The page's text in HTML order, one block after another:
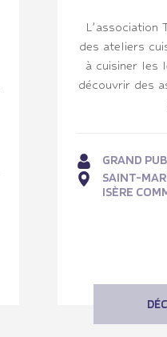
L’association
des ateliers
à cuisiner les
découvrir des
GRAND
SAINT-
ISÈRE